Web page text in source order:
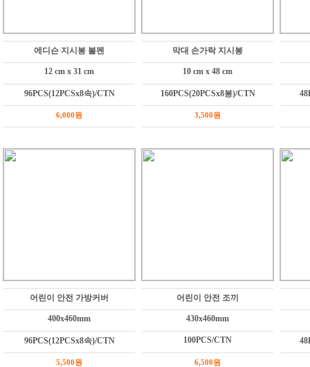
에디슨 지시봉 볼펜
12 cm x 31 cm
96PCS(12PCSx8속)/CTN
6,000원
막대 손가락 지시봉
10 cm x 48 cm
160PCS(20PCSx8봉)/CTN
3,500원
어린이 안전 가방커버
400x460mm
96PCS(12PCSx8속)/CTN
5,500원
어린이 안전 조끼
430x460mm
100PCS/CTN
6,500원